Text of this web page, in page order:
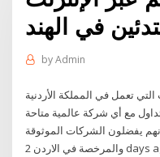
في الهند
byAdmin
تعمل في المملكة الأردنية
مع أي شركة عالمية متاحة
انهم يفضلون الشركات الموثوقة
والمرخصة في الاردن 2 days ago · طريقة تداول الذهب في السعوديه.